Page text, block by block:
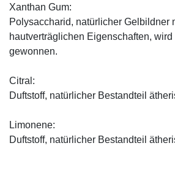
Xanthan Gum:
Polysaccharid, natürlicher Gelbildner
hautverträglichen Eigenschaften,
gewonnen.
Citral:
Duftstoff, natürlicher Bestandteil
Limonene:
Duftstoff, natürlicher Bestandteil